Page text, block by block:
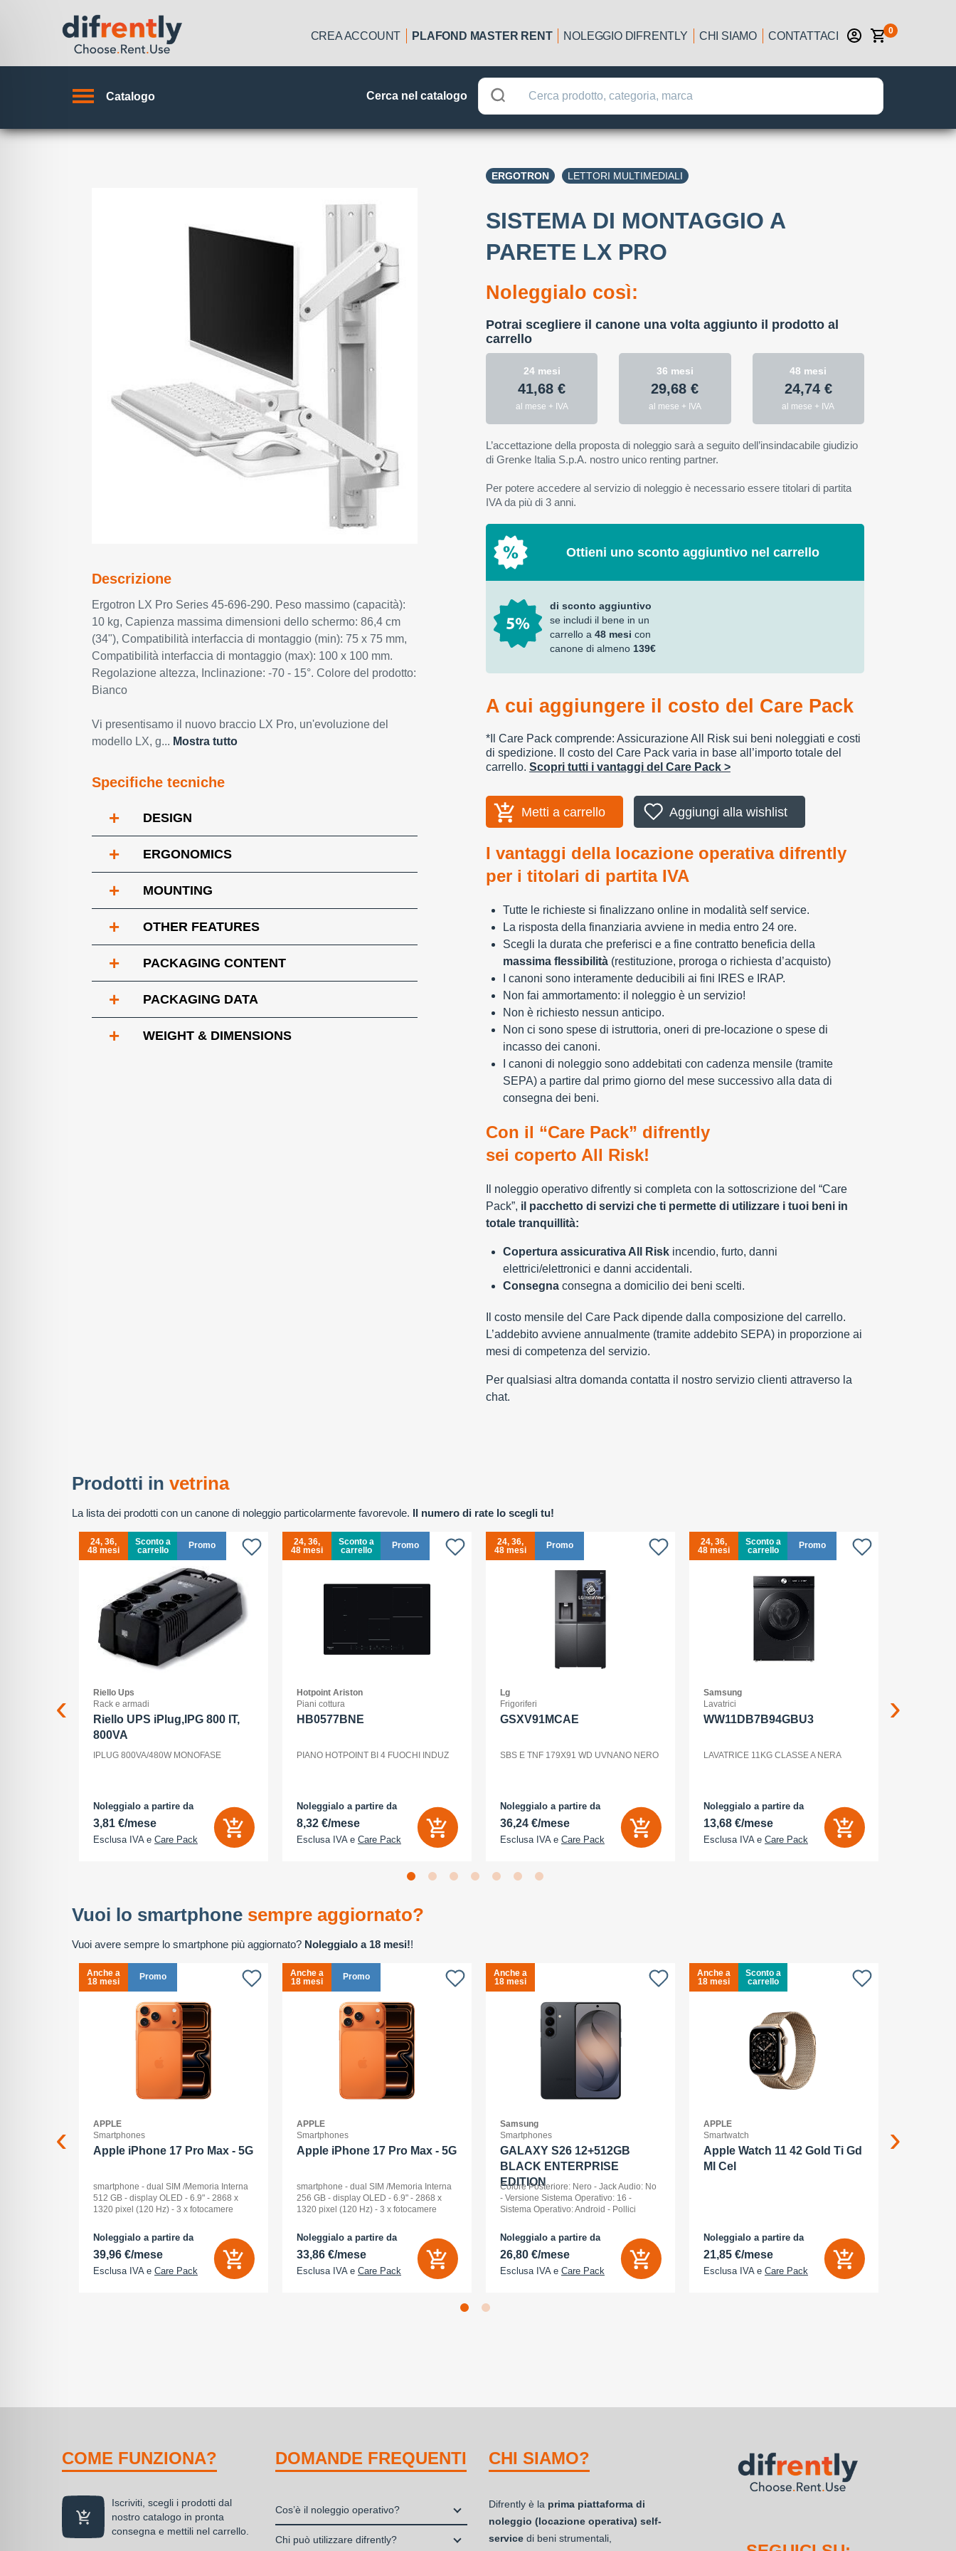
CREA ACCOUNT PLAFOND MASTER RENT NOLEGGIO DIFRENTLY CHI SIAMO CONTATTACI 0
Catalogo Cerca nel catalogo
Descrizione
Ergotron LX Pro Series 45-696-290. Peso massimo (capacità):
10 kg, Capienza massima dimensioni dello schermo: 86,4 cm
(34"), Compatibilità interfaccia di montaggio (min): 75 x 75 mm,
Compatibilità interfaccia di montaggio (max): 100 x 100 mm.
Regolazione altezza, Inclinazione: -70 - 15°. Colore del prodotto:
Bianco
Vi presentisamo il nuovo braccio LX Pro, un'evoluzione del
modello LX, g... Mostra tutto
Specifiche tecniche
+ DESIGN
+ ERGONOMICS
+ MOUNTING
+ OTHER FEATURES
+ PACKAGING CONTENT
+ PACKAGING DATA
+ WEIGHT & DIMENSIONS
ERGOTRON LETTORI MULTIMEDIALI
SISTEMA DI MONTAGGIO A
PARETE LX PRO
Noleggialo così:
Potrai scegliere il canone una volta aggiunto il prodotto al
carrello
24 mesi
41,68 €
al mese + IVA
36 mesi
29,68 €
al mese + IVA
48 mesi
24,74 €
al mese + IVA
L’accettazione della proposta di noleggio sarà a seguito dell’insindacabile giudizio
di Grenke Italia S.p.A. nostro unico renting partner.
Per potere accedere al servizio di noleggio è necessario essere titolari di partita
IVA da più di 3 anni.
Ottieni uno sconto aggiuntivo nel carrello
di sconto aggiuntivo
se includi il bene in un
carrello a 48 mesi con
canone di almeno 139€
A cui aggiungere il costo del Care Pack
*Il Care Pack comprende: Assicurazione All Risk sui beni noleggiati e costi
di spedizione. Il costo del Care Pack varia in base all’importo totale del
carrello. Scopri tutti i vantaggi del Care Pack >
Metti a carrello Aggiungi alla wishlist
I vantaggi della locazione operativa difrently
per i titolari di partita IVA
Tutte le richieste si finalizzano online in modalità self service.
La risposta della finanziaria avviene in media entro 24 ore.
Scegli la durata che preferisci e a fine contratto beneficia della
massima flessibilità(restituzione, proroga o richiesta d’acquisto)
I canoni sono interamente deducibili ai fini IRES e IRAP.
Non fai ammortamento: il noleggio è un servizio!
Non è richiesto nessun anticipo.
Non ci sono spese di istruttoria, oneri di pre-locazione o spese di
incasso dei canoni.
I canoni di noleggio sono addebitati con cadenza mensile (tramite
SEPA) a partire dal primo giorno del mese successivo alla data di
consegna dei beni.
Con il “Care Pack” difrently
sei coperto All Risk!
Il noleggio operativo difrently si completa con la sottoscrizione del “Care
Pack”, il pacchetto di servizi che ti permette di utilizzare i tuoi beni in
totale tranquillità:
Copertura assicurativa All Riskincendio, furto, danni
elettrici/elettronici e danni accidentali.
Consegnaconsegna a domicilio dei beni scelti.
Il costo mensile del Care Pack dipende dalla composizione del carrello.
L’addebito avviene annualmente (tramite addebito SEPA) in proporzione ai
mesi di competenza del servizio.
Per qualsiasi altra domanda contatta il nostro servizio clienti attraverso la
chat.
Prodotti in vetrina
La lista dei prodotti con un canone di noleggio particolarmente favorevole. Il numero di rate lo scegli tu!
24, 36,
48 mesi
Sconto a
carrello
Promo
Riello Ups
Rack e armadi
Riello UPS iPlug,IPG 800 IT,
800VA
IPLUG 800VA/480W MONOFASE
Noleggialo a partire da
3,81 €/mese
Esclusa IVA e Care Pack
24, 36,
48 mesi
Sconto a
carrello
Promo
Hotpoint Ariston
Piani cottura
HB0577BNE
PIANO HOTPOINT BI 4 FUOCHI INDUZ
Noleggialo a partire da
8,32 €/mese
Esclusa IVA e Care Pack
24, 36,
48 mesi
Promo
Lg
Frigoriferi
GSXV91MCAE
SBS E TNF 179X91 WD UVNANO NERO
Noleggialo a partire da
36,24 €/mese
Esclusa IVA e Care Pack
24, 36,
48 mesi
Sconto a
carrello
Promo
Samsung
Lavatrici
WW11DB7B94GBU3
LAVATRICE 11KG CLASSE A NERA
Noleggialo a partire da
13,68 €/mese
Esclusa IVA e Care Pack
Vuoi lo smartphone sempre aggiornato?
Vuoi avere sempre lo smartphone più aggiornato? Noleggialo a 18 mesi!!
Anche a
18 mesi
Promo
APPLE
Smartphones
Apple iPhone 17 Pro Max - 5G
smartphone - dual SIM /Memoria Interna
512 GB - display OLED - 6.9" - 2868 x
1320 pixel (120 Hz) - 3 x fotocamere
camera 18 Megapixel - arancione
cosmico
Noleggialo a partire da
39,96 €/mese
Esclusa IVA e Care Pack
Anche a
18 mesi
Promo
APPLE
Smartphones
Apple iPhone 17 Pro Max - 5G
smartphone - dual SIM /Memoria Interna
256 GB - display OLED - 6.9" - 2868 x
1320 pixel (120 Hz) - 3 x fotocamere
camera 18 Megapixel - arancione
cosmico
Noleggialo a partire da
33,86 €/mese
Esclusa IVA e Care Pack
Anche a
18 mesi
Samsung
Smartphones
GALAXY S26 12+512GB
BLACK ENTERPRISE
EDITION
Colore Posteriore: Nero - Jack Audio: No
- Versione Sistema Operativo: 16 -
Sistema Operativo: Android - Pollici
- Memoria Interna (ROM): 512 GB -
Espandibile fino a: 0 GB - Dual Sim: Sì
Noleggialo a partire da
26,80 €/mese
Esclusa IVA e Care Pack
Anche a
18 mesi
Sconto a
carrello
APPLE
Smartwatch
Apple Watch 11 42 Gold Ti Gd
Ml Cel
Noleggialo a partire da
21,85 €/mese
Esclusa IVA e Care Pack
COME FUNZIONA?
Iscriviti, scegli i prodotti dal
nostro catalogo in pronta
consegna e mettili nel carrello.
DOMANDE FREQUENTI
Cos’è il noleggio operativo?
Il noleggio, o locazione operativa, è una
Chi può utilizzare difrently?
CHI SIAMO?
Difrently è la prima piattaforma di
noleggio (locazione operativa) self-
service di beni strumentali,